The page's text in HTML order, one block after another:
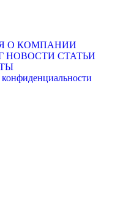
О КОМПАНИИ
НОВОСТИ СТАТЬИ